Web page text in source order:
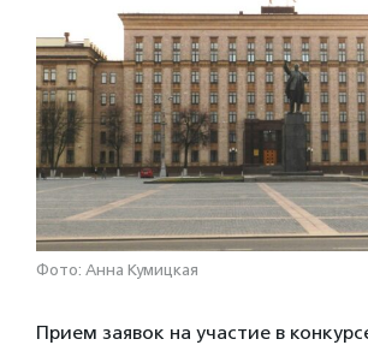
Фото: Анна Кумицкая
Прием заявок на участие в